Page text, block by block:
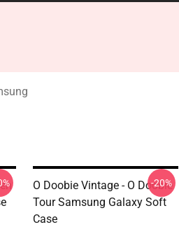
O Doobie Vintage - O Doobie
Tour Samsung Galaxy Soft
Case
-20%